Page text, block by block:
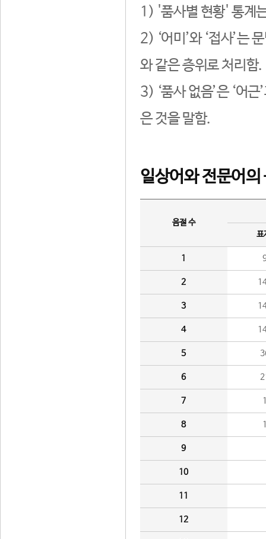
1) '품사별 현황' 통계
2) ‘어미’와 ‘접사’는
와 같은 층위로 처리함.
3) ‘품사 없음’은 ‘어
은 것을 말함.
일상어와 전문어의
음절 수
표
1
2
3
4
5
6
7
8
9
10
11
12